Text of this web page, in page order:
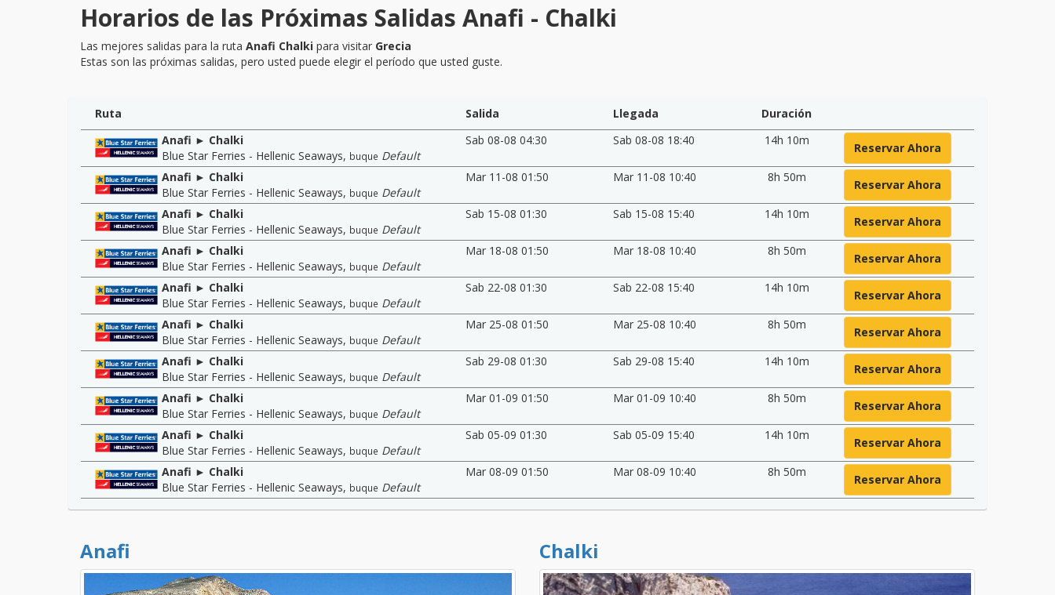
Horarios de las Próximas Salidas Anafi - Chalki
Las mejores salidas para la ruta Anafi Chalki para visitar Grecia
Estas son las próximas salidas, pero usted puede elegir el período que usted guste.
Ruta Salida Llegada
Duración
Anafi ► Chalki
Blue Star Ferries - Hellenic Seaways, buque Default
Sab 08-08 04:30 Sab 08-08 18:40 14h 10m
Reservar Ahora
Anafi ► Chalki
Blue Star Ferries - Hellenic Seaways, buque Default
Mar 11-08 01:50 Mar 11-08 10:40 8h 50m
Reservar Ahora
Anafi ► Chalki
Blue Star Ferries - Hellenic Seaways, buque Default
Sab 15-08 01:30 Sab 15-08 15:40 14h 10m
Reservar Ahora
Anafi ► Chalki
Blue Star Ferries - Hellenic Seaways, buque Default
Mar 18-08 01:50 Mar 18-08 10:40 8h 50m
Reservar Ahora
Anafi ► Chalki
Blue Star Ferries - Hellenic Seaways, buque Default
Sab 22-08 01:30 Sab 22-08 15:40 14h 10m
Reservar Ahora
Anafi ► Chalki
Blue Star Ferries - Hellenic Seaways, buque Default
Mar 25-08 01:50 Mar 25-08 10:40 8h 50m
Reservar Ahora
Anafi ► Chalki
Blue Star Ferries - Hellenic Seaways, buque Default
Sab 29-08 01:30 Sab 29-08 15:40 14h 10m
Reservar Ahora
Anafi ► Chalki
Blue Star Ferries - Hellenic Seaways, buque Default
Mar 01-09 01:50 Mar 01-09 10:40 8h 50m
Reservar Ahora
Anafi ► Chalki
Blue Star Ferries - Hellenic Seaways, buque Default
Sab 05-09 01:30 Sab 05-09 15:40 14h 10m
Reservar Ahora
Anafi ► Chalki
Blue Star Ferries - Hellenic Seaways, buque Default
Mar 08-09 01:50 Mar 08-09 10:40 8h 50m
Reservar Ahora
Anafi Chalki